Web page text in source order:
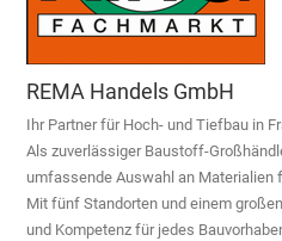
REMA Handels GmbH
Ihr Partner für Hoch- und Tiefbau in
Als zuverlässiger Baustoff-
umfassende Auswahl an Materialien
Mit fünf Standorten und einem
und Kompetenz für jedes